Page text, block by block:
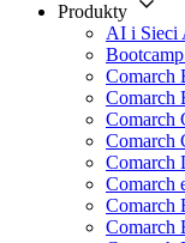
Produkty
AI i Sieci
Comarch
Comarch
Comarch
Comarch
Comarch
Comarch
Comarch
Comarch